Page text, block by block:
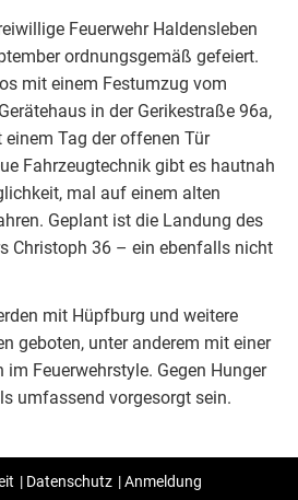
Feuerwehr Haldensleben
ordnungsgemäß gefeiert.
mit einem Festumzug vom
in der Gerikestraße 96a,
Tag der offenen Tür
Fahrzeugtechnik gibt es hautnah
mal auf einem alten
Geplant ist die Landung des
Christoph 36 – ein ebenfalls nicht
mit Hüpfburg und weitere
geboten, unter anderem mit einer
Feuerwehrstyle. Gegen Hunger
umfassend vorgesorgt sein.
| Datenschutz |Anmeldung